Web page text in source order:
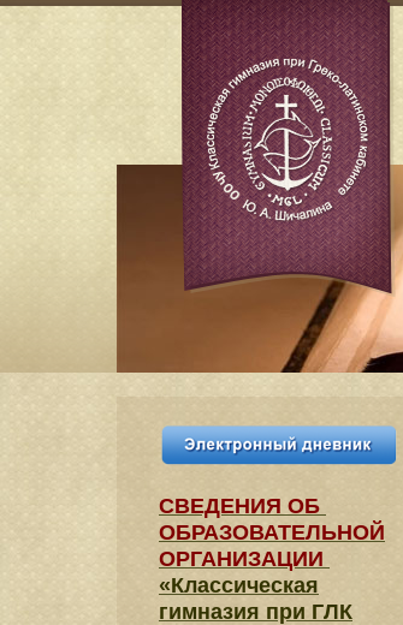
СВЕДЕНИЯ​ ОБ
ОБРАЗОВАТЕЛЬНОЙ
ОРГАНИЗАЦИИ
«Классическая
гимназия при ГЛК